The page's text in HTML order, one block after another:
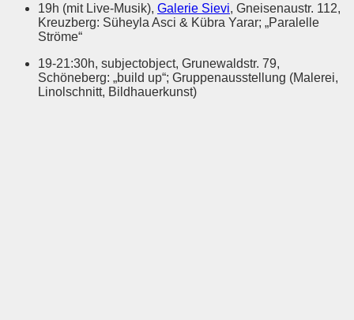
19h (mit Live-Musik), Galerie Sievi, Gneisenaustr. 112,
Kreuzberg: Süheyla Asci & Kübra Yarar; „Paralelle
Ströme“
19-21:30h, subjectobject, Grunewaldstr. 79,
Schöneberg: „build up“; Gruppenausstellung (Malerei,
Linolschnitt, Bildhauerkunst)